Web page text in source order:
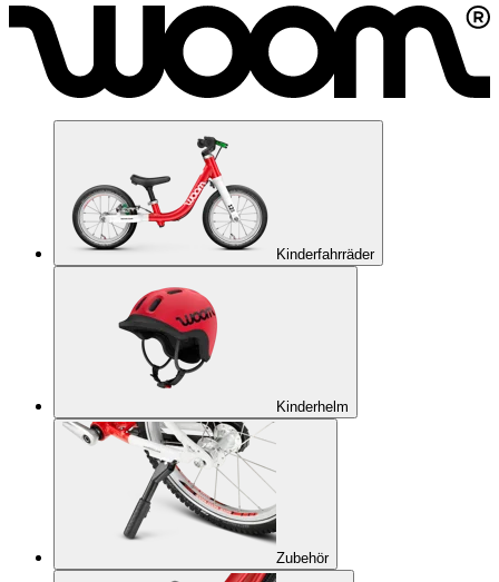
Kinderfahrräder
Kinderhelm
Zubehör